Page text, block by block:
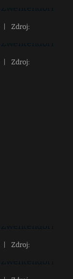
Zdroj:
Zdroj:
Zdroj: